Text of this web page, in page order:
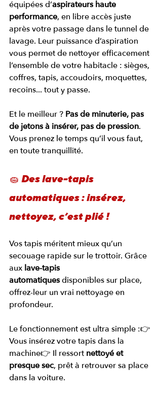
équipées d’aspirateurs haute
performance, en libre accès juste
après votre passage dans le tunnel de
lavage. Leur puissance d’aspiration
vous permet de nettoyer efficacement
l’ensemble de votre habitacle : sièges,
coffres, tapis, accoudoirs, moquettes,
recoins... tout y passe.
Et le meilleur ? Pas de minuterie, pas
de jetons à insérer, pas de pression.
Vous prenez le temps qu’il vous faut,
en toute tranquillité.
🧽 Des lave-tapis
automatiques : insérez,
nettoyez, c’est plié !
Vos tapis méritent mieux qu’un
secouage rapide sur le trottoir. Grâce
aux lave-tapis
automatiques disponibles sur place,
offrez-leur un vrai nettoyage en
profondeur.
Le fonctionnement est ultra simple :👉
Vous insérez votre tapis dans la
machine👉 Il ressort nettoyé et
presque sec, prêt à retrouver sa place
dans la voiture.